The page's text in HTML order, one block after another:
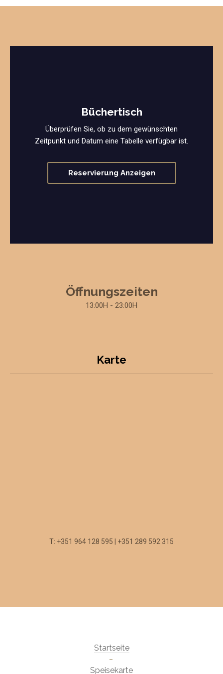
Büchertisch
Überprüfen Sie, ob zu dem gewünschten
Zeitpunkt und Datum eine Tabelle verfügbar ist.
Reservierung Anzeigen
Öffnungszeiten
13:00H - 23:00H
Karte
T: +351 964 128 595 | +351 289 592 315
Startseite
Speisekarte